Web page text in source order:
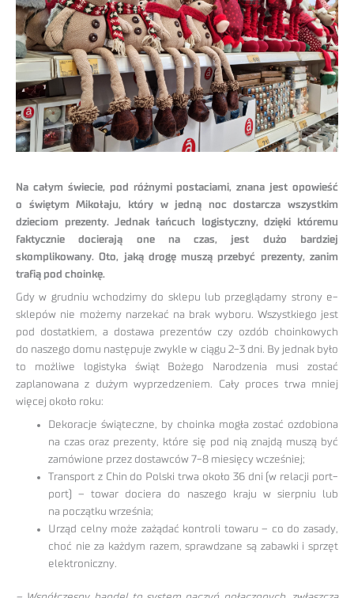
Na całym świecie, pod różnymi postaciami, znana jest opowieść
o świętym Mikołaju, który w jedną noc dostarcza wszystkim
dzieciom prezenty. Jednak łańcuch logistyczny, dzięki któremu
faktycznie docierają one na czas, jest dużo bardziej
skomplikowany. Oto, jaką drogę muszą przebyć prezenty, zanim
trafią pod choinkę.
Gdy w grudniu wchodzimy do sklepu lub przeglądamy strony e-
sklepów nie możemy narzekać na brak wyboru. Wszystkiego jest
pod dostatkiem, a dostawa prezentów czy ozdób choinkowych
do naszego domu następuje zwykle w ciągu 2-3 dni. By jednak było
to możliwe logistyka świąt Bożego Narodzenia musi zostać
zaplanowana z dużym wyprzedzeniem. Cały proces trwa mniej
więcej około roku:
Dekoracje świąteczne, by choinka mogła zostać ozdobiona
na czas oraz prezenty, które się pod nią znajdą muszą być
zamówione przez dostawców 7-8 miesięcy wcześniej;
Transport z Chin do Polski trwa około 36 dni (w relacji port-
port) – towar dociera do naszego kraju w sierpniu lub
na początku września;
Urząd celny może zażądać kontroli towaru – co do zasady,
choć nie za każdym razem, sprawdzane są zabawki i sprzęt
elektroniczny.